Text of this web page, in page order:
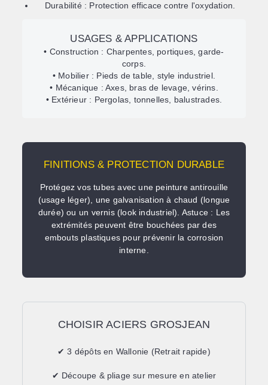
Durabilité : Protection efficace contre l'oxydation.
USAGES & APPLICATIONS
• Construction : Charpentes, portiques, garde-
corps.
• Mobilier : Pieds de table, style industriel.
• Mécanique : Axes, bras de levage, vérins.
• Extérieur : Pergolas, tonnelles, balustrades.
FINITIONS & PROTECTION DURABLE
Protégez vos tubes avec une peinture antirouille
(usage léger), une galvanisation à chaud (longue
durée) ou un vernis(look industriel). Astuce : Les
extrémités peuvent être bouchées par des
embouts plastiques pour prévenir la corrosion
interne.
CHOISIR ACIERS GROSJEAN
✔ 3 dépôts en Wallonie (Retrait rapide)
✔ Découpe & pliage sur mesure en atelier